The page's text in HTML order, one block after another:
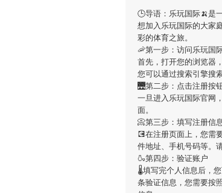
🕒导语： 乐玩国际🍌是
想加入 乐玩国际的大家
彩的体育之旅。
🦐第一步：访问乐玩国
首先，打开您的浏览器
您可以通过搜索引擎搜
🌉第二步：点击注册按
一旦进入 乐玩国际官网
面。
📀第三步：填写注册信息
💽在注册页面上，您需
件地址、手机号码等。
🍶第四步：验证账户
🌡填写完个人信息后，
条验证信息，您需要按